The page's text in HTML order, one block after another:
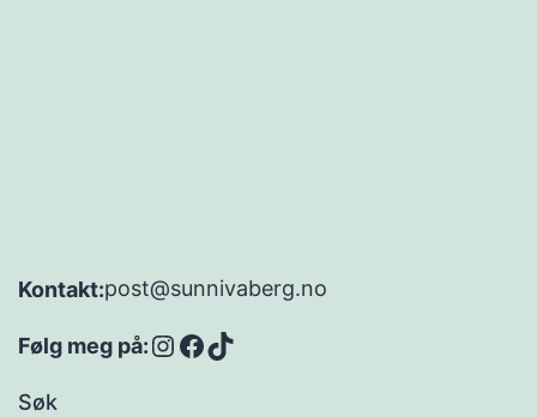
Kontakt:post@sunnivaberg.no
Følg meg på:Instagram
Facebook
TikTok
Søk